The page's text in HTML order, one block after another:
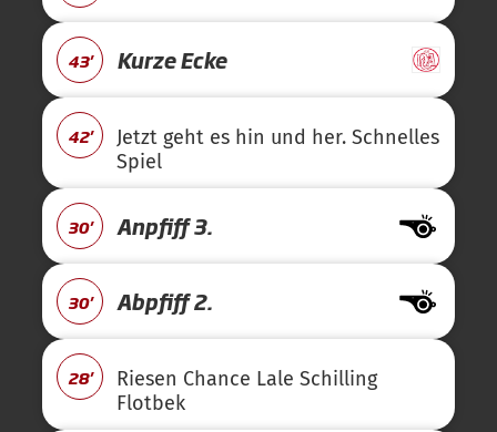
43' Kurze Ecke
42'
Jetzt geht es hin und her. Schnelles
Spiel
30' Anpfiff 3.
30' Abpfiff 2.
28'
Riesen Chance Lale Schilling
Flotbek